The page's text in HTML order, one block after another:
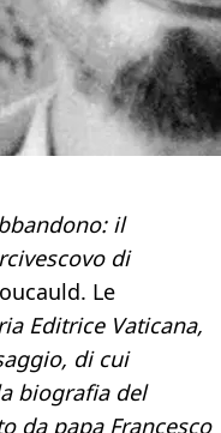
il
di
Le
Editrice Vaticana,
di cui
biografia del
da papa Francesco